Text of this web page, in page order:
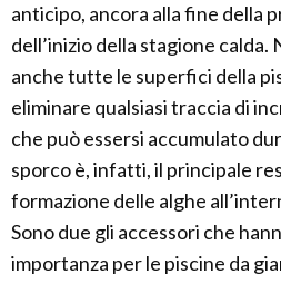
anticipo, ancora alla fine della
dell’inizio della stagione calda.
anche tutte le superfici della
eliminare qualsiasi traccia di
che può essersi accumulato
sporco è, infatti, il principale
formazione delle alghe
Sono due gli accessori che
importanza per le piscine da